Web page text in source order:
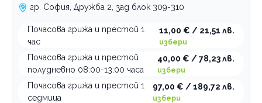
гр. София, Дружба 2, зад блок 309-310
Почасова грижа и престой 1
час
11,00 € / 21,51 лв.
избери
Почасова грижа и престой
полудневно 08:00-13:00 часа
40,00 € / 78,23 лв.
избери
Почасова грижа и престой 1
седмица
97,00 € / 189,72 лв.
избери